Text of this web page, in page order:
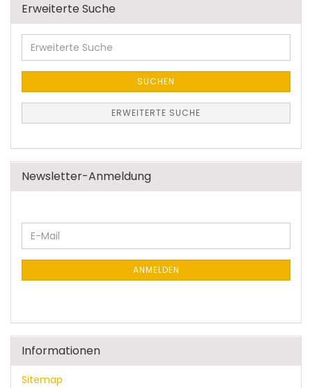
Erweiterte Suche
Erweiterte
Suche
SUCHEN
ERWEITERTE SUCHE
Newsletter-Anmeldung
WEITER
ZUR
NEWSLETTER-
E-
Mail
ANMELDEN
Informationen
Sitemap